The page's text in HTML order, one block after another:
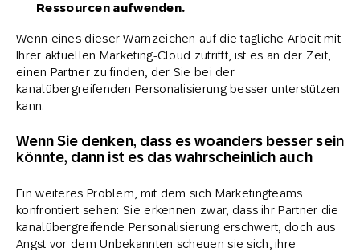
Ressourcen aufwenden.
Wenn eines dieser Warnzeichen auf die tägliche Arbeit mit
Ihrer aktuellen Marketing-Cloud zutrifft, ist es an der Zeit,
einen Partner zu finden, der Sie bei der
kanalübergreifenden Personalisierung besser unterstützen
kann.
Wenn Sie denken, dass es woanders besser sein
könnte, dann ist es das wahrscheinlich auch
Ein weiteres Problem, mit dem sich Marketingteams
konfrontiert sehen: Sie erkennen zwar, dass ihr Partner die
kanalübergreifende Personalisierung erschwert, doch aus
Angst vor dem Unbekannten scheuen sie sich, ihre